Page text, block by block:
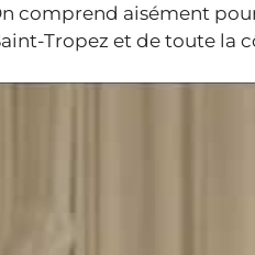
comprend aisément
Tropez et de toute la